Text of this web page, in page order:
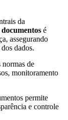
da
é
assegurando
dados.
normas de
monitoramento
permite
e controle